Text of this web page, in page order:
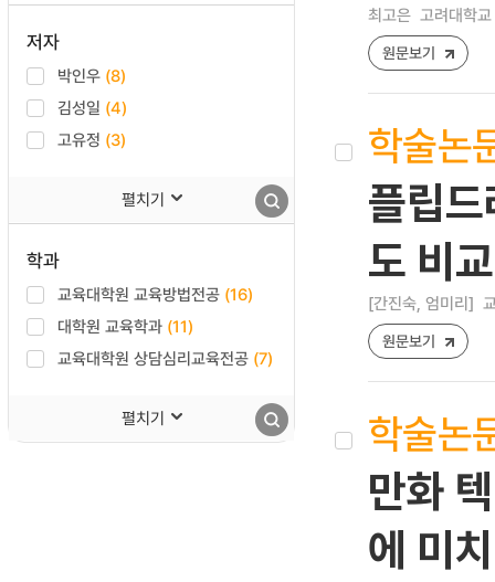
저자
박인우 (8)
김성일 (4)
고유정 (3)
펼치기
학과
교육대학원 교육방법전공 (16)
대학원 교육학과 (11)
교육대학원 상담심리교육전공 (7)
펼치기
최고은 고려대학
원문보기
학술논
플립
도 비교
[간진숙, 엄미리]
원문보기
학술논
만화
에 미